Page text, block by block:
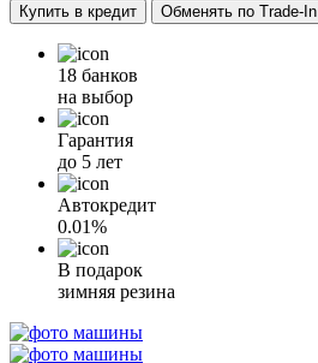
Купить в кредит Обменять по Trade-In
18 банков
на выбор
Гарантия
до 5 лет
Автокредит
0.01%
В подарок
зимняя резина